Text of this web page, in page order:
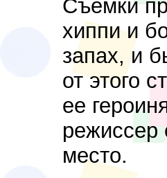
Съемки
хиппи и
запах, и
от этого
ее
режиссер
место.